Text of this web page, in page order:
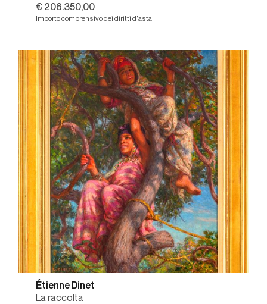
€ 206.350,00
Importo comprensivo dei diritti d'asta
Étienne Dinet
La raccolta